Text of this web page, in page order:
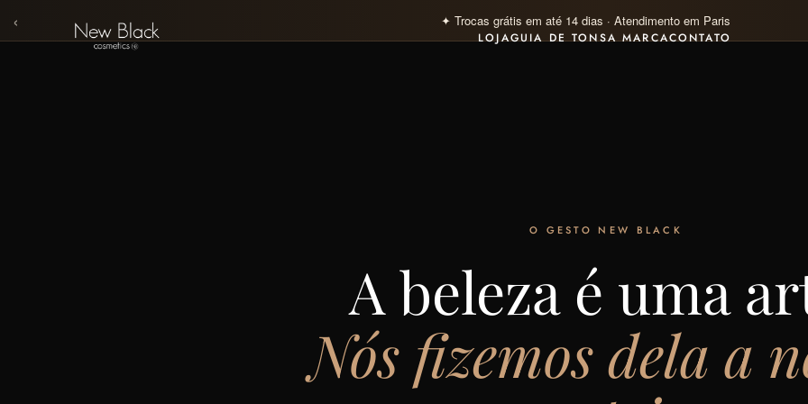
‹ ✦ Pagamento 100% seguro · Visa · Mastercard · Klarna 4×
LOJAGUIA DE TONSA MARCACONTATO
O GESTO NEW BLACK
A beleza é uma
Nós fizemos dela a